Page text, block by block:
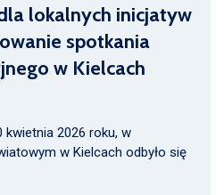
lokalnych inicjatyw
spotkania
w Kielcach
kwietnia 2026 roku, w
w Kielcach odbyło się